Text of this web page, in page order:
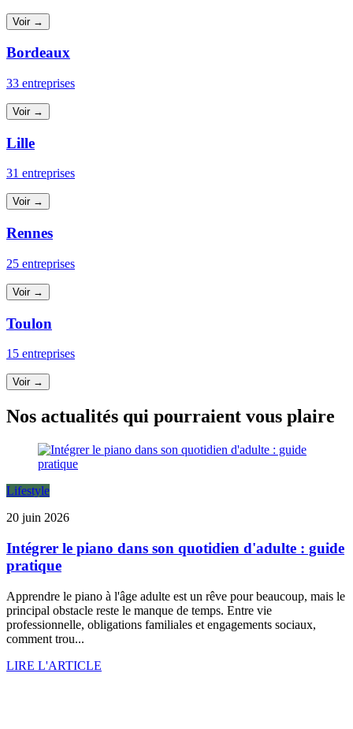
Voir →
Bordeaux
33 entreprises
Voir →
Lille
31 entreprises
Voir →
Rennes
25 entreprises
Voir →
Toulon
15 entreprises
Voir →
Nos actualités qui pourraient vous plaire
Lifestyle
20 juin 2026
Intégrer le piano dans son quotidien d'adulte : guide
pratique
Apprendre le piano à l'âge adulte est un rêve pour beaucoup, mais le
principal obstacle reste le manque de temps. Entre vie
professionnelle, obligations familiales et engagements sociaux,
comment trou...
LIRE L'ARTICLE